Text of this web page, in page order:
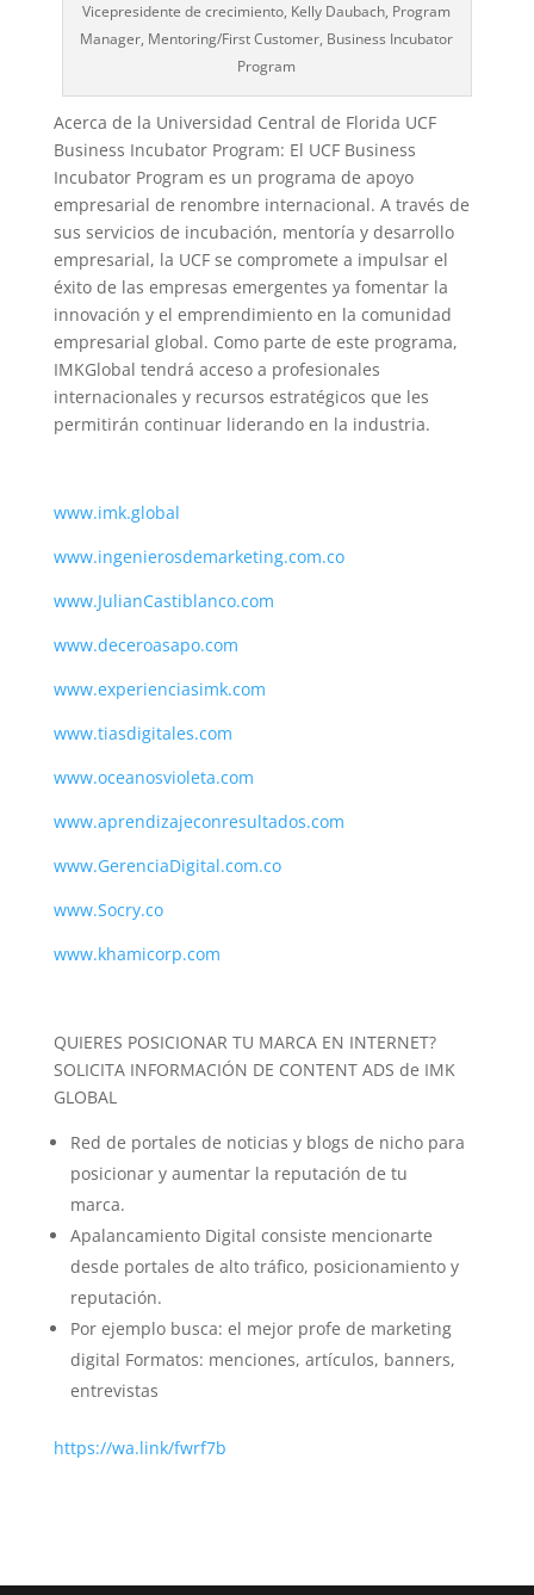
Vicepresidente de crecimiento, Kelly Daubach, Program
Manager, Mentoring/First Customer, Business Incubator
Program
Acerca de la Universidad Central de Florida UCF
Business Incubator Program: El UCF Business
Incubator Program es un programa de apoyo
empresarial de renombre internacional. A través de
sus servicios de incubación, mentoría y desarrollo
empresarial, la UCF se compromete a impulsar el
éxito de las empresas emergentes ya fomentar la
innovación y el emprendimiento en la comunidad
empresarial global. Como parte de este programa,
IMKGlobal tendrá acceso a profesionales
internacionales y recursos estratégicos que les
permitirán continuar liderando en la industria.
www.imk.global
www.ingenierosdemarketing.com.co
www.JulianCastiblanco.com
www.deceroasapo.com
www.experienciasimk.com
www.tiasdigitales.com
www.oceanosvioleta.com
www.aprendizajeconresultados.com
www.GerenciaDigital.com.co
www.Socry.co
www.khamicorp.com
QUIERES POSICIONAR TU MARCA EN INTERNET?
SOLICITA INFORMACIÓN DE CONTENT ADS de IMK
GLOBAL
Red de portales de noticias y blogs de nicho para
posicionar y aumentar la reputación de tu
marca.
Apalancamiento Digital consiste mencionarte
desde portales de alto tráfico, posicionamiento y
reputación.
Por ejemplo busca: el mejor profe de marketing
digital Formatos: menciones, artículos, banners,
entrevistas
https://wa.link/fwrf7b